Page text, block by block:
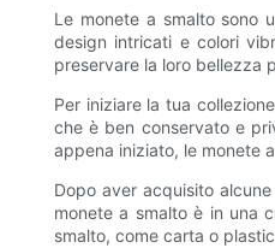
Le monete a smalto sono
design intricati e colori
preservare la loro bellezza
Per iniziare la tua
che è ben conservato e
appena iniziato, le monete
Dopo aver acquisito
monete a smalto è in una
smalto, come carta o